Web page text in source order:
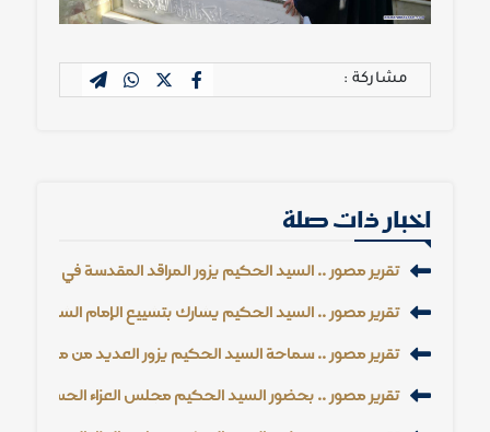
مشاركة :
اخبار ذات صلة
تقرير مصور .. السيد الحكيم يزور المراقد المقدسة في النجف
تقرير مصور .. السيد الحكيم يشارك بتشييع الإمام الشهيد
تقرير مصور .. سماحة السيد الحكيم يزور العديد من مجالس
تقرير مصور .. بحضور السيد الحكيم مجلس العزاء الحسيني السنوي 1448 هـ -